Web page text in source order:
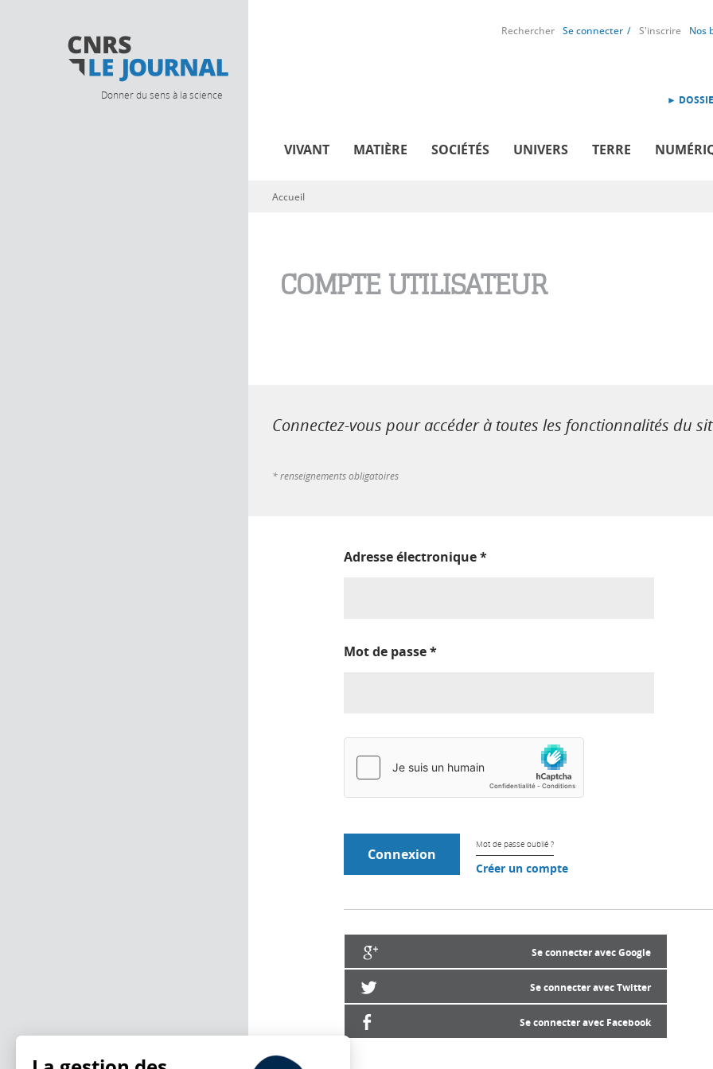
Donner du sens à la science
Rechercher Se connecter S'inscrire Nos
►
VIVANT MATIÈRE SOCIÉTÉS UNIVERS TERRE
Vous êtes ici
Accueil
COMPTE UTILISATEUR
Connectez-vous pour accéder à toutes les fonctionnalités du
* renseignements obligatoires
Adresse électronique*
Mot de passe*
Mot de passe oublié ?
Créer un compte
Se connecter avec Google
Se connecter avec Twitter
Se connecter avec Facebook